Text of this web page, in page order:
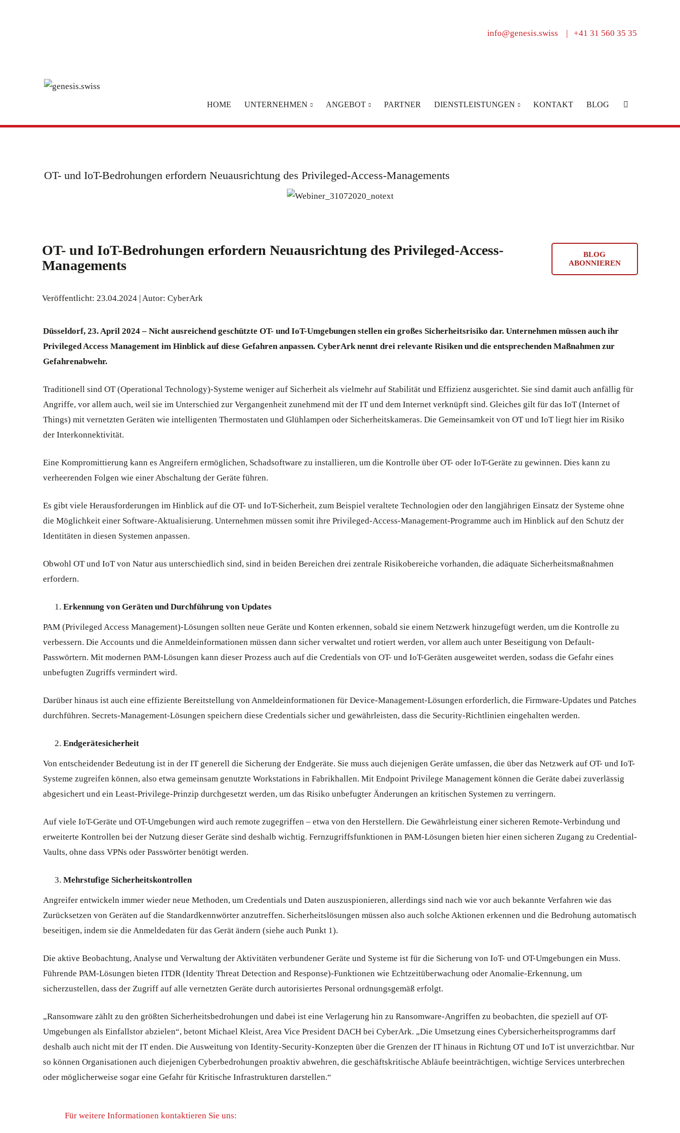
info@genesis.swiss | +41 31 560 35 35
HOME UNTERNEHMEN ANGEBOT PARTNER DIENSTLEISTUNGEN KONTAKT BLOG
OT- und IoT-Bedrohungen erfordern Neuausrichtung des Privileged-Access-Managements
OT- und IoT-Bedrohungen erfordern Neuausrichtung des Privileged-Access-
Managements
Veröffentlicht: 23.04.2024 | Autor: CyberArk
BLOG
ABONNIEREN
Düsseldorf, 23. April 2024 – Nicht ausreichend geschützte OT- und IoT-Umgebungen stellen ein großes Sicherheitsrisiko dar. Unternehmen müssen auch ihr
Privileged Access Management im Hinblick auf diese Gefahren anpassen. CyberArk nennt drei relevante Risiken und die entsprechenden Maßnahmen zur
Gefahrenabwehr.
Traditionell sind OT (Operational Technology)-Systeme weniger auf Sicherheit als vielmehr auf Stabilität und Effizienz ausgerichtet. Sie sind damit auch anfällig für
Angriffe, vor allem auch, weil sie im Unterschied zur Vergangenheit zunehmend mit der IT und dem Internet verknüpft sind. Gleiches gilt für das IoT (Internet of
Things) mit vernetzten Geräten wie intelligenten Thermostaten und Glühlampen oder Sicherheitskameras. Die Gemeinsamkeit von OT und IoT liegt hier im Risiko
der Interkonnektivität.
Eine Kompromittierung kann es Angreifern ermöglichen, Schadsoftware zu installieren, um die Kontrolle über OT- oder IoT-Geräte zu gewinnen. Dies kann zu
verheerenden Folgen wie einer Abschaltung der Geräte führen.
Es gibt viele Herausforderungen im Hinblick auf die OT- und IoT-Sicherheit, zum Beispiel veraltete Technologien oder den langjährigen Einsatz der Systeme ohne
die Möglichkeit einer Software-Aktualisierung. Unternehmen müssen somit ihre Privileged-Access-Management-Programme auch im Hinblick auf den Schutz der
Identitäten in diesen Systemen anpassen.
Obwohl OT und IoT von Natur aus unterschiedlich sind, sind in beiden Bereichen drei zentrale Risikobereiche vorhanden, die adäquate Sicherheitsmaßnahmen
erfordern.
Erkennung von Geräten und Durchführung von Updates
PAM (Privileged Access Management)-Lösungen sollten neue Geräte und Konten erkennen, sobald sie einem Netzwerk hinzugefügt werden, um die Kontrolle zu
verbessern. Die Accounts und die Anmeldeinformationen müssen dann sicher verwaltet und rotiert werden, vor allem auch unter Beseitigung von Default-
Passwörtern. Mit modernen PAM-Lösungen kann dieser Prozess auch auf die Credentials von OT- und IoT-Geräten ausgeweitet werden, sodass die Gefahr eines
unbefugten Zugriffs vermindert wird.
Darüber hinaus ist auch eine effiziente Bereitstellung von Anmeldeinformationen für Device-Management-Lösungen erforderlich, die Firmware-Updates und Patches
durchführen. Secrets-Management-Lösungen speichern diese Credentials sicher und gewährleisten, dass die Security-Richtlinien eingehalten werden.
Endgerätesicherheit
Von entscheidender Bedeutung ist in der IT generell die Sicherung der Endgeräte. Sie muss auch diejenigen Geräte umfassen, die über das Netzwerk auf OT- und IoT-
Systeme zugreifen können, also etwa gemeinsam genutzte Workstations in Fabrikhallen. Mit Endpoint Privilege Management können die Geräte dabei zuverlässig
abgesichert und ein Least-Privilege-Prinzip durchgesetzt werden, um das Risiko unbefugter Änderungen an kritischen Systemen zu verringern.
Auf viele IoT-Geräte und OT-Umgebungen wird auch remote zugegriffen – etwa von den Herstellern. Die Gewährleistung einer sicheren Remote-Verbindung und
erweiterte Kontrollen bei der Nutzung dieser Geräte sind deshalb wichtig. Fernzugriffsfunktionen in PAM-Lösungen bieten hier einen sicheren Zugang zu Credential-
Vaults, ohne dass VPNs oder Passwörter benötigt werden.
Mehrstufige Sicherheitskontrollen
Angreifer entwickeln immer wieder neue Methoden, um Credentials und Daten auszuspionieren, allerdings sind nach wie vor auch bekannte Verfahren wie das
Zurücksetzen von Geräten auf die Standardkennwörter anzutreffen. Sicherheitslösungen müssen also auch solche Aktionen erkennen und die Bedrohung automatisch
beseitigen, indem sie die Anmeldedaten für das Gerät ändern (siehe auch Punkt 1).
Die aktive Beobachtung, Analyse und Verwaltung der Aktivitäten verbundener Geräte und Systeme ist für die Sicherung von IoT- und OT-Umgebungen ein Muss.
Führende PAM-Lösungen bieten ITDR (Identity Threat Detection and Response)-Funktionen wie Echtzeitüberwachung oder Anomalie-Erkennung, um
sicherzustellen, dass der Zugriff auf alle vernetzten Geräte durch autorisiertes Personal ordnungsgemäß erfolgt.
„Ransomware zählt zu den größten Sicherheitsbedrohungen und dabei ist eine Verlagerung hin zu Ransomware-Angriffen zu beobachten, die speziell auf OT-
Umgebungen als Einfallstor abzielen“, betont Michael Kleist, Area Vice President DACH bei CyberArk. „Die Umsetzung eines Cybersicherheitsprogramms darf
deshalb auch nicht mit der IT enden. Die Ausweitung von Identity-Security-Konzepten über die Grenzen der IT hinaus in Richtung OT und IoT ist unverzichtbar. Nur
so können Organisationen auch diejenigen Cyberbedrohungen proaktiv abwehren, die geschäftskritische Abläufe beeinträchtigen, wichtige Services unterbrechen
oder möglicherweise sogar eine Gefahr für Kritische Infrastrukturen darstellen.“
Für weitere Informationen kontaktieren Sie uns: